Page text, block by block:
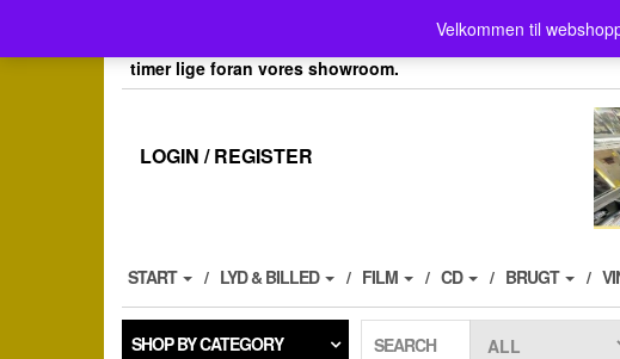
the
Velkommen til
Velkommen her i Place4music`s webshop . Vores
her kan du også afh.dine bestillinger efter aftale, husk der
timer lige foran vores showroom.
LOGIN / REGISTER
START LYD & BILLED FILM CD BRUGT
SHOP BY CATEGORY SEARCH